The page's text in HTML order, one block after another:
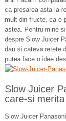
ca presarea asta la
mult din fructe, ca e
astea. Pentru mine
despre Slow Juicer
dau si cateva retete
putea face o idee
Slow Juicer
care-si
Slow Juicer